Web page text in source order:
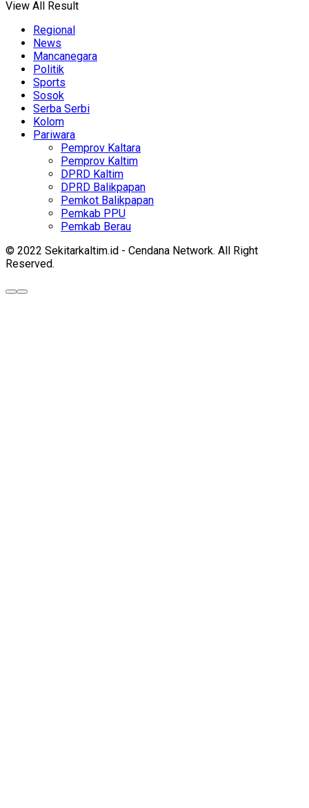
View All Result
Regional
News
Mancanegara
Politik
Sports
Sosok
Serba Serbi
Kolom
Pariwara
Pemprov Kaltara
Pemprov Kaltim
DPRD Kaltim
DPRD Balikpapan
Pemkot Balikpapan
Pemkab PPU
Pemkab Berau
© 2022 Sekitarkaltim.id - Cendana Network. All Right
Reserved.